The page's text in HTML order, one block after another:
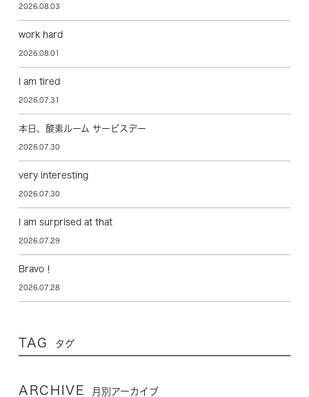
2026.08.03
work hard
2026.08.01
I am tired
2026.07.31
本日、酸素ルーム サービスデー
2026.07.30
very interesting
2026.07.30
I am surprised at that
2026.07.29
Bravo！
2026.07.28
TAG タグ
ARCHIVE 月別アーカイブ